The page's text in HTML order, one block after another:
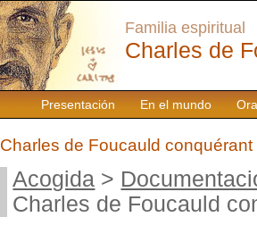
Presentación En el mundo
Familia espiritual
Charles de
Charles de Foucauld
Acogida >
Charles de Foucauld